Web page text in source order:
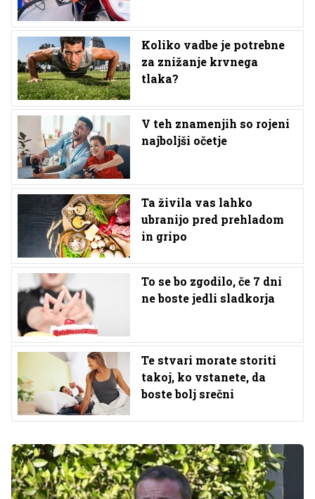
Koliko vadbe je potrebne
za znižanje krvnega
tlaka?
V teh znamenjih so rojeni
najboljši očetje
Ta živila vas lahko
ubranijo pred prehladom
in gripo
To se bo zgodilo, če 7 dni
ne boste jedli sladkorja
Te stvari morate storiti
takoj, ko vstanete, da
boste bolj srečni